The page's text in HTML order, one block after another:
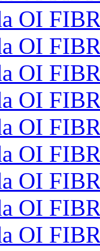
OI
OI
OI
OI
OI
OI
OI
OI
OI